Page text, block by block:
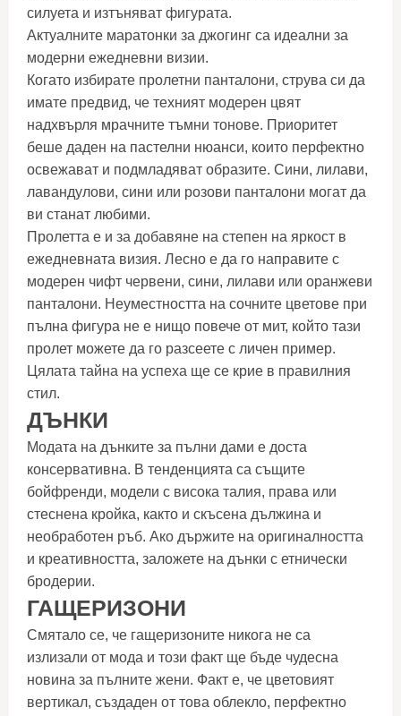
силуета и изтъняват фигурата.
Актуалните маратонки за джогинг са идеални за
модерни ежедневни визии.
Когато избирате пролетни панталони, струва си да
имате предвид, че техният модерен цвят
надхвърля мрачните тъмни тонове. Приоритет
беше даден на пастелни нюанси, които перфектно
освежават и подмладяват образите. Сини, лилави,
лавандулови, сини или розови панталони могат да
ви станат любими.
Пролетта е и за добавяне на степен на яркост в
ежедневната визия. Лесно е да го направите с
модерен чифт червени, сини, лилави или оранжеви
панталони. Неуместността на сочните цветове при
пълна фигура не е нищо повече от мит, който тази
пролет можете да го разсеете с личен пример.
Цялата тайна на успеха ще се крие в правилния
стил.
ДЪНКИ
Модата на дънките за пълни дами е доста
консервативна. В тенденцията са същите
бойфренди, модели с висока талия, права или
стеснена кройка, както и скъсена дължина и
необработен ръб. Ако държите на оригиналността
и креативността, заложете на дънки с етнически
бродерии.
ГАЩЕРИЗОНИ
Смятало се, че гащеризоните никога не са
излизали от мода и този факт ще бъде чудесна
новина за пълните жени. Факт е, че цветовият
вертикал, създаден от това облекло, перфектно